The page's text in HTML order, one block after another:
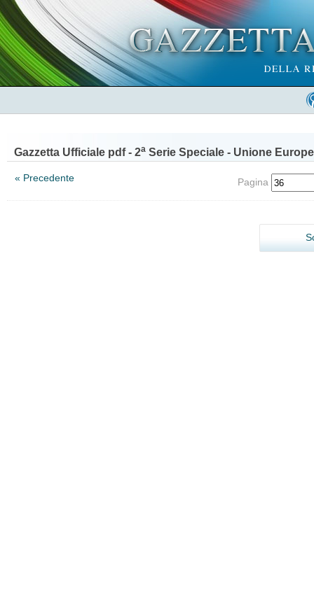
Gazzetta Ufficiale pdf - 2a Serie Speciale - Unione
« Precedente Pagina